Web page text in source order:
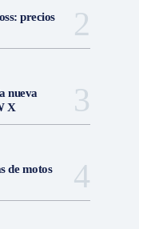
precios
nueva
X
de motos